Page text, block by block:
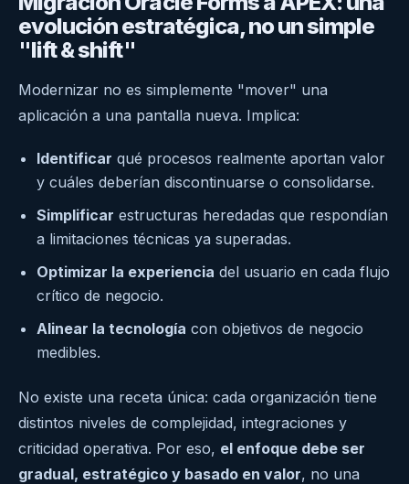
evolución estratégica, no un simple
"lift & shift"
Modernizar no es simplemente "mover" una
aplicación a una pantalla nueva. Implica:
Identificar qué procesos realmente aportan valor
y cuáles deberían discontinuarse o consolidarse.
Simplificar estructuras heredadas que respondían
a limitaciones técnicas ya superadas.
Optimizar la experiencia del usuario en cada flujo
crítico de negocio.
Alinear la tecnología con objetivos de negocio
medibles.
No existe una receta única: cada organización tiene
distintos niveles de complejidad, integraciones y
criticidad operativa. Por eso, el enfoque debe ser
gradual, estratégico y basado en valor, no una